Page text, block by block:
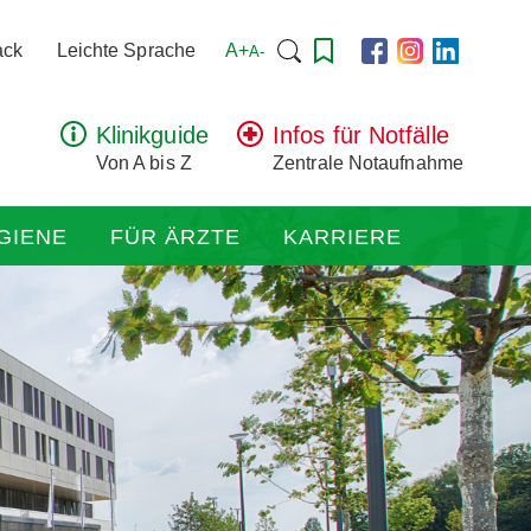
Leichte Sprache A+A- Suchen
Klinikguide
Von A bis Z
Infos für Notfälle
Zentrale Notaufnahme
FÜR ÄRZTE KARRIERE